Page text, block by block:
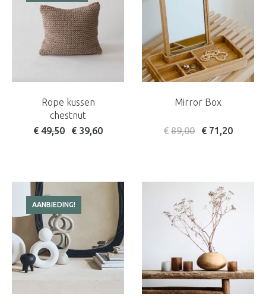
Rope kussen
chestnut
Oorspronkelijke prijs was: € 59,50.
€ 49,50Huidige prijs is: € 49,50.
€ 39,60
Mirror Box
€ 89,00 € 71,20
AANBIEDING!